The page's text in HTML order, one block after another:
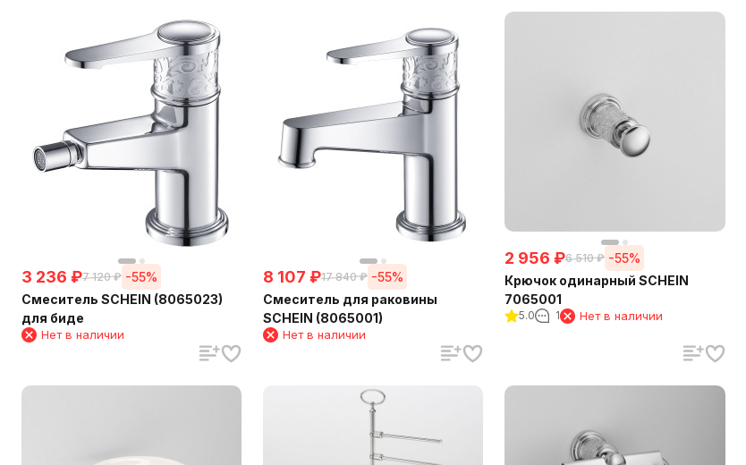
3 236 ₽7 120 ₽ -55%
Смеситель SCHEIN (8065023)
для биде
Нет в наличии
8 107 ₽17 840 ₽ -55%
Смеситель для раковины
SCHEIN (8065001)
Нет в наличии
2 956 ₽6 510 ₽ -55%
Крючок одинарный SCHEIN
7065001
5.0 1 Нет в наличии